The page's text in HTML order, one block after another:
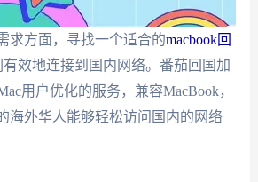
求方面，寻找一个适合的macbook回
效地连接到国内网络。番茄回国加
用户优化的服务，兼容MacBook，
海外华人能够轻松访问国内的网络